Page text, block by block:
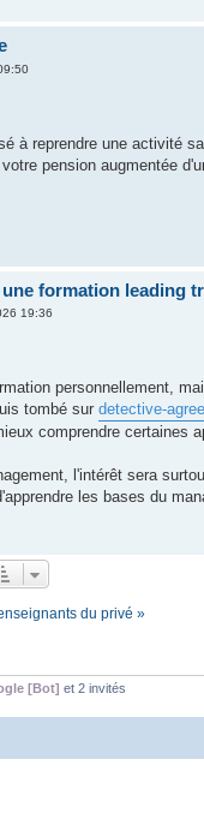
à reprendre une activité
pension augmentée
formation leading
19:36
personnellement,
tombé sur detective-agree
comprendre certaines
l'intérêt sera
les bases du
du privé »
[Bot] et 2 invités